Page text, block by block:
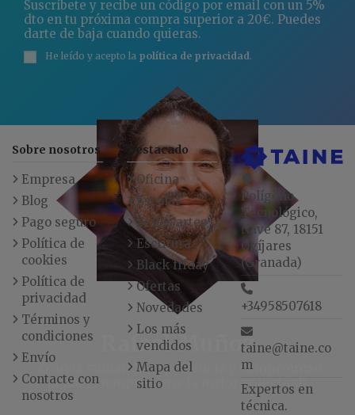
Suscríbete y recibe un código por email con un 5%
dto en tu próxima compra superior a 20€. Puedes
darte de baja cuando quieras.
He leído y acepto la política de privacidad.
Rafael Muñoz
"25 años sumando experiencia y compromiso.
¡Rafael siempre tiene la mejor solución!"
Sobre nosotros
Empresa
Blog
Pago seguro
Política de
cookies
Política de
privacidad
Términos y
condiciones
Envío
Contacte con
nosotros
Destacado
Oficina
Escolar
Bellas artes
Escritura
Black friday
Ofertas
Novedades
Los más
vendidos
Mapa del
sitio
Polígono
Tecnológico,
Nave 87, 18151
Ogíjares
(Granada)
+34958507618
taine@taine.co
m
Expertos en
técnica.